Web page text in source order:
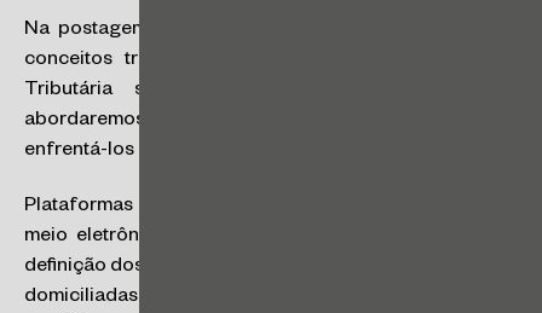
Na postagem anterior, destacamos alguns dos novos
conceitos trazidos ao IBS e à CBS pela Reforma
Tributária sobre o consumo. Nessa postagem,
abordaremos mais alguns desses conceitos, para
enfrentá-los mais detidamente em postagens futuras.
Plataformas digitais: intermediárias nas operações por
meio eletrônico que controlem cobrança, pagamento,
definição dos termos e condições ou entrega, ainda que
domiciliadas no exterior, serão responsáveis pelo